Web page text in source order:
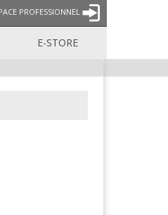
PROFESSIONNEL
E-STORE